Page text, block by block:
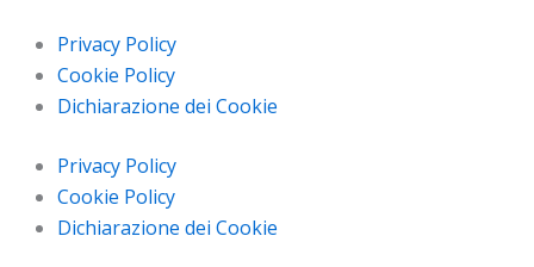
Privacy Policy
Cookie Policy
Dichiarazione dei Cookie
Privacy Policy
Cookie Policy
Dichiarazione dei Cookie